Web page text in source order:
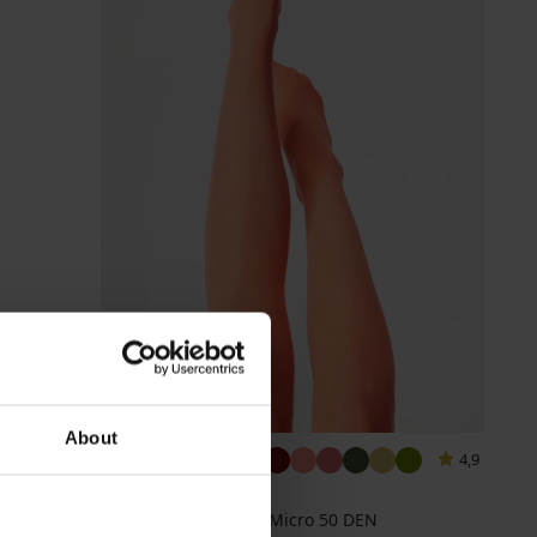
About
-40%
4,9
Punčochové kalhoty Micro 50 DEN